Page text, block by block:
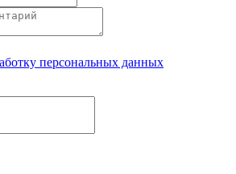
персональных данных